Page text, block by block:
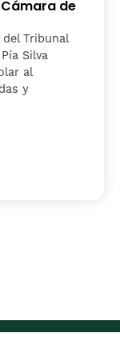
de
Tribunal
Silva
al
y